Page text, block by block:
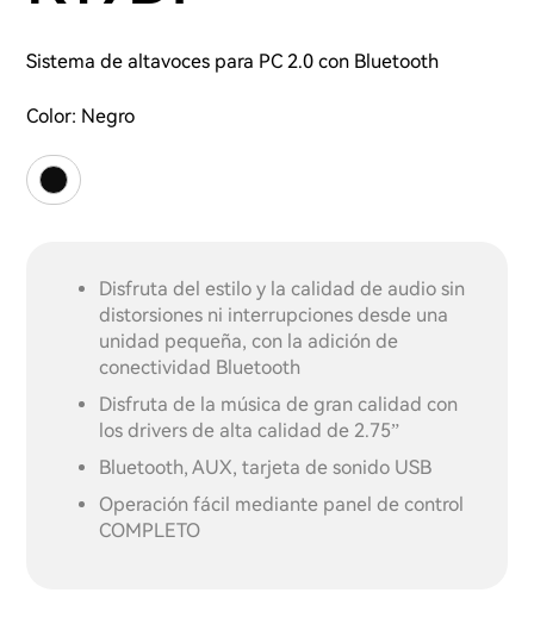
Sistema de altavoces para PC 2.0 con Bluetooth
Color: Negro
Disfruta del estilo y la calidad de audio sin
distorsiones ni interrupciones desde una
unidad pequeña, con la adición de
conectividad Bluetooth
Disfruta de la música de gran calidad con
los drivers de alta calidad de 2.75”
Bluetooth, AUX, tarjeta de sonido USB
Operación fácil mediante panel de control
COMPLETO